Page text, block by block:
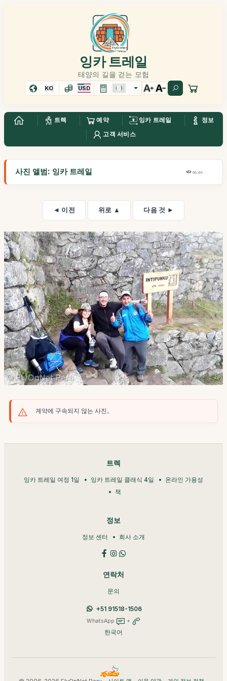
잉카 트레일
태양의 길을 걷는 모험
KO USD
트렉 예약 잉카 트레일
정보
고객 서비스
사진 앨범: 잉카 트레일 66,4K
◄ 이전 위로 ▲ 다음 것 ►
계약에 구속되지 않는 사진。
트렉
잉카 트레일 여정 1일 잉카 트레일 클래식 4일
온라인 가용성
책
정보
정보 센터 회사 소개
연락처
문의
+51 91518-1506
WhatsApp +
한국어